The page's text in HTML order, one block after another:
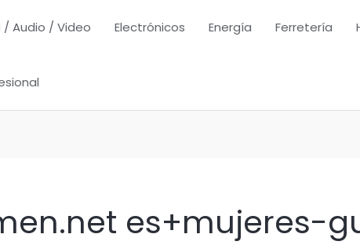
/ Audio / Video Electrónicos Energía Ferretería
es+mujeres-